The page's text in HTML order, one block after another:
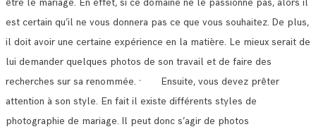
être le mariage. En effet, si ce domaine ne le passionne pas, alors il
est certain qu’il ne vous donnera pas ce que vous souhaitez. De plus,
il doit avoir une certaine expérience en la matière. Le mieux serait de
lui demander quelques photos de son travail et de faire des
recherches sur sa renommée. · Ensuite, vous devez prêter
attention à son style. En fait il existe différents styles de
photographie de mariage. Il peut donc s’agir de photos